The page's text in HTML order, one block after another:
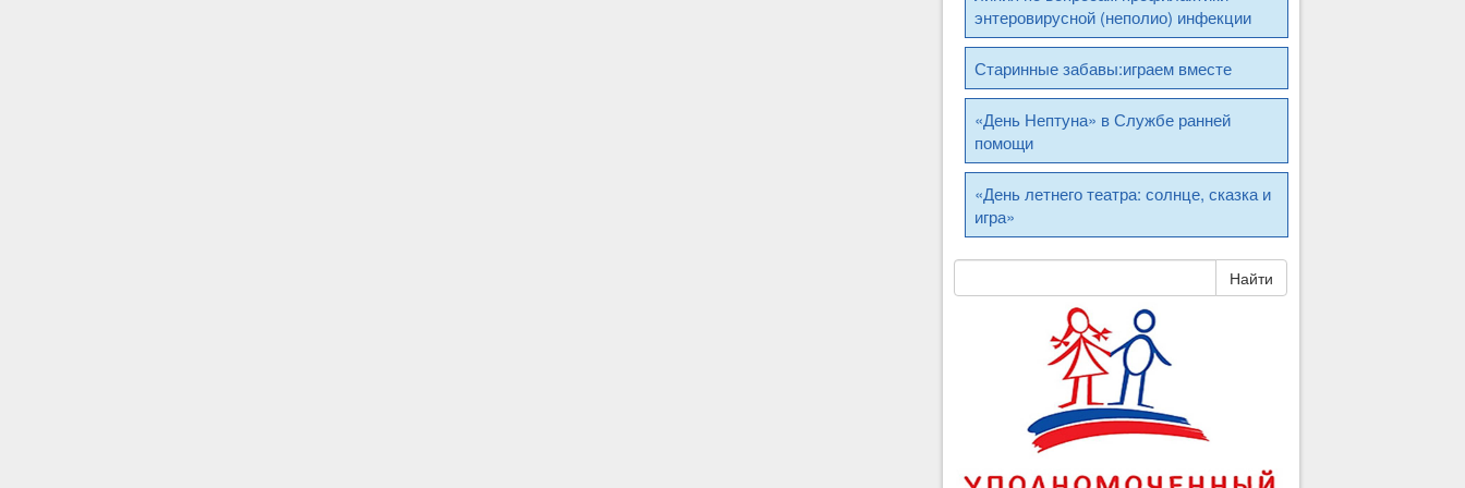
энтеровирусной (неполио) инфекции
Старинные забавы:играем вместе
«День Нептуна» в Службе ранней
помощи
«День летнего театра: солнце, сказка и
игра»
Найти